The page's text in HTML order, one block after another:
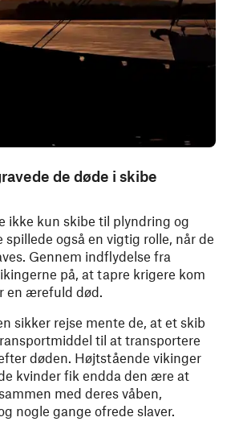
de døde i skibe
ikke kun skibe til plyndring og
også en vigtig rolle, når de
Gennem indflydelse fra
på, at tapre krigere kom
en ærefuld død.
sikker rejse mente de, at et skib
til at transportere
døden. Højtstående vikinger
kvinder fik endda den ære at
med deres våben,
nogle gange ofrede slaver.